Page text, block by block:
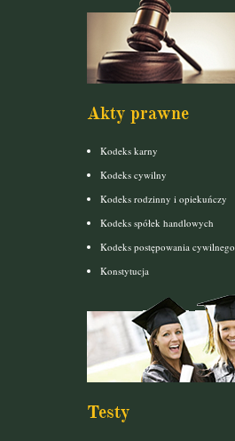
Akty prawne
Kodeks karny
Kodeks cywilny
Kodeks rodzinny i opiekuńczy
Kodeks spółek handlowych
Kodeks postępowania cywilnego
Konstytucja
Testy